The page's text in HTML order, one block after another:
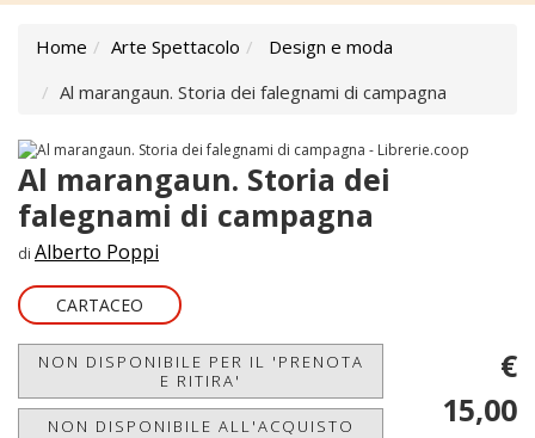
Home Arte Spettacolo
Design e moda
Al marangaun. Storia dei falegnami di campagna
Al marangaun. Storia dei
falegnami di campagna
di Alberto Poppi
CARTACEO
NON DISPONIBILE PER IL 'PRENOTA
E RITIRA'
NON DISPONIBILE ALL'ACQUISTO
€
15,00